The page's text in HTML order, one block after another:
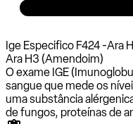
Ige Especifico F424 -Ara
Ara H3 (Amendoim)
O exame IGE
sangue que mede os
uma substância
de fungos, proteínas de